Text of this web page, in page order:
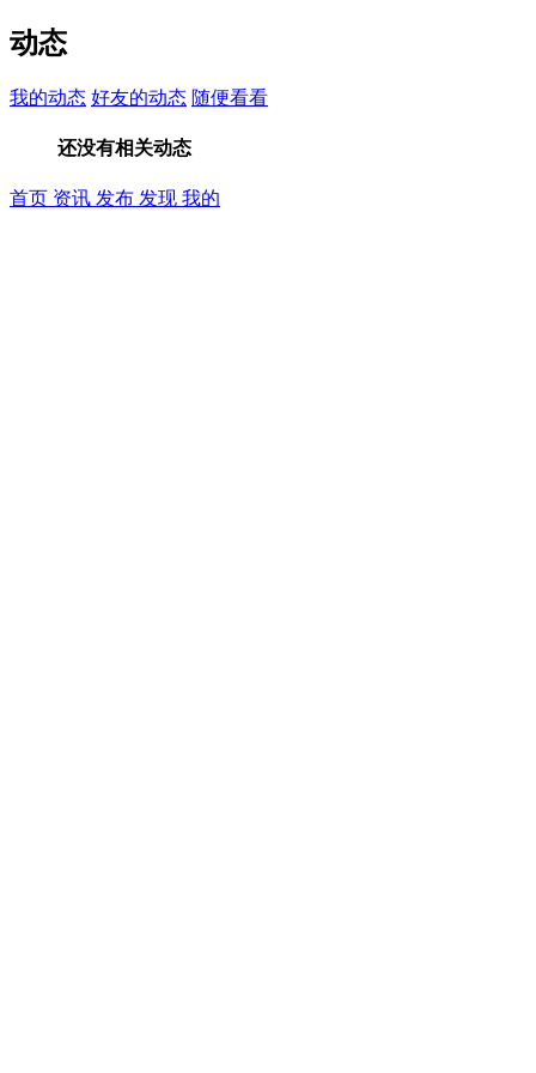
动态
我的动态 好友的动态 随便看看
还没有相关动态
首页 资讯 发布 发现 我的